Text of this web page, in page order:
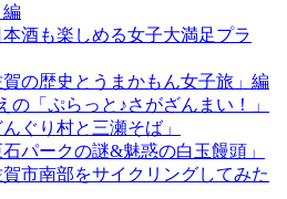
編
酒も楽しめる女子大満足プラ
賀の歴史とうまかもん女子旅」編
の「ぷらっと♪さがざんまい！」
ぐり村と三瀬そば」
パークの謎&魅惑の白玉饅頭」
市南部をサイクリングしてみた